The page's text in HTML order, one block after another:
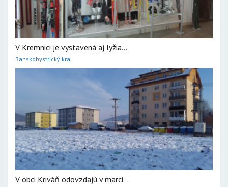
V Kremnici je vystavená aj lyžia...
Banskobystrický kraj
V obci Kriváň odovzdajú v marci...